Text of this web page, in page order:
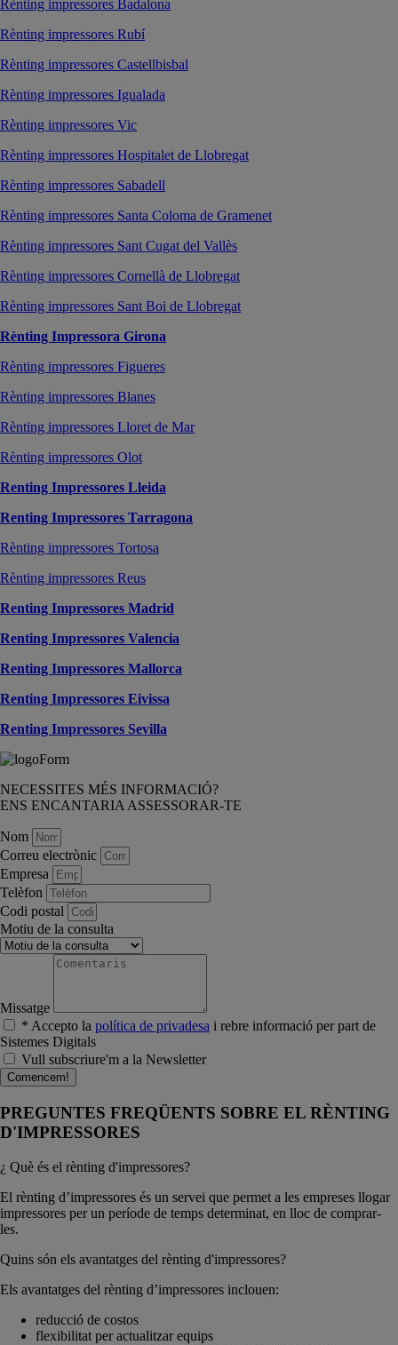
Rènting impressores Badalona
Rènting impressores Rubí
Rènting impressores Castellbisbal
Rènting impressores Igualada
Rènting impressores Vic
Rènting impressores Hospitalet de Llobregat
Rènting impressores Sabadell
Rènting impressores Santa Coloma de Gramenet
Rènting impressores Sant Cugat del Vallès
Rènting impressores Cornellà de Llobregat
Rènting impressores Sant Boi de Llobregat
Rènting Impressora Girona
Rènting impressores Figueres
Rènting impressores Blanes
Rènting impressores Lloret de Mar
Rènting impressores Olot
Renting Impressores Lleida
Renting Impressores Tarragona
Rènting impressores Tortosa
Rènting impressores Reus
Renting Impressores Madrid
Renting Impressores Valencia
Renting Impressores Mallorca
Renting Impressores Eivissa
Renting Impressores Sevilla
NECESSITES MÉS INFORMACIÓ?
ENS ENCANTARIA ASSESSORAR-TE
Nom
Correu electrònic
Empresa
Telèfon
Codi postal
Motiu de la consulta
Missatge
* Accepto la política de privadesa i rebre informació per part de
Sistemes Digitals
Vull subscriure'm a la Newsletter
Comencem!
PREGUNTES FREQÜENTS SOBRE EL RÈNTING
D'IMPRESSORES
¿ Què és el rènting d'impressores?
El rènting d’impressores és un servei que permet a les empreses llogar
impressores per un període de temps determinat, en lloc de comprar-
les.
Quins són els avantatges del rènting d'impressores?
Els avantatges del rènting d’impressores inclouen:
reducció de costos
flexibilitat per actualitzar equips